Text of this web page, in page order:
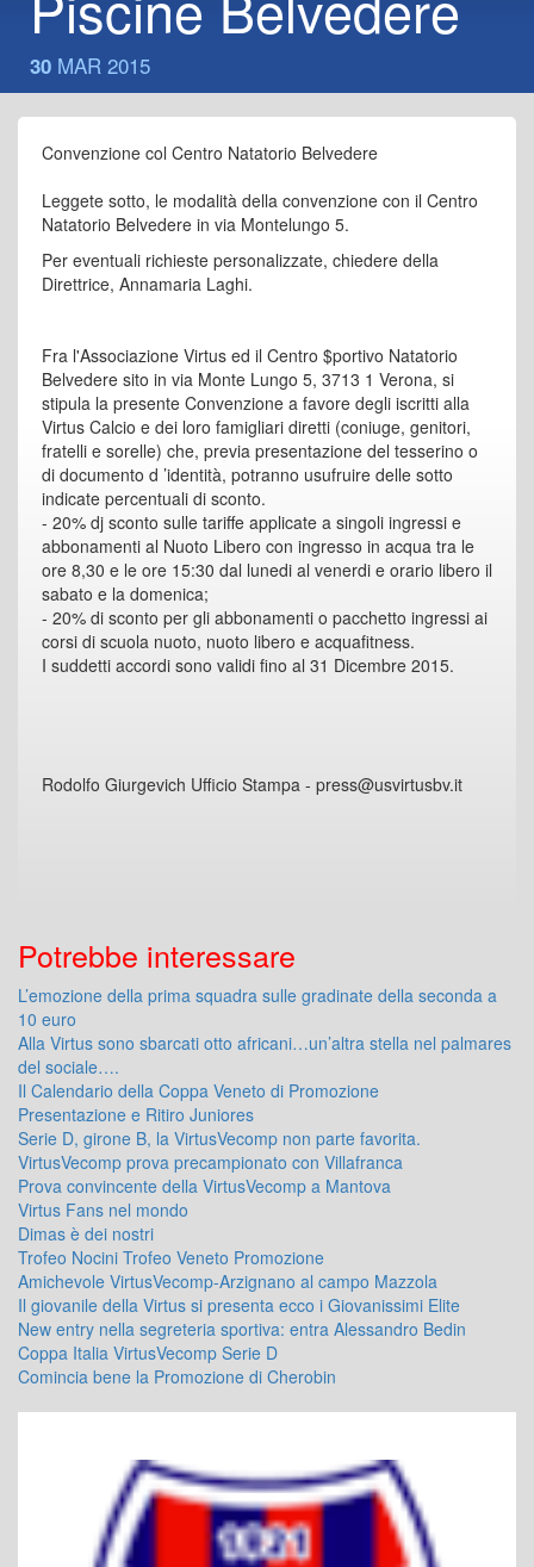
30 MAR 2015
Convenzione col Centro Natatorio Belvedere
Leggete sotto, le modalità della convenzione con il Centro
Natatorio Belvedere in via Montelungo 5.
Per eventuali richieste personalizzate, chiedere della
Direttrice, Annamaria Laghi.
Fra l'Associazione Virtus ed il Centro $portivo Natatorio
Belvedere sito in via Monte Lungo 5, 3713 1 Verona, si
stipula la presente Convenzione a favore degli iscritti alla
Virtus Calcio e dei loro famigliari diretti (coniuge, genitori,
fratelli e sorelle) che, previa presentazione del tesserino o
di documento d ’identità, potranno usufruire delle sotto
indicate percentuali di sconto.
- 20% dj sconto sulle tariffe applicate a singoli ingressi e
abbonamenti al Nuoto Libero con ingresso in acqua tra le
ore 8,30 e le ore 15:30 dal lunedi al venerdi e orario libero il
sabato e la domenica;
- 20% di sconto per gli abbonamenti o pacchetto ingressi ai
corsi di scuola nuoto, nuoto libero e acquafitness.
I suddetti accordi sono validi fino al 31 Dicembre 2015.
Rodolfo Giurgevich Ufficio Stampa - press@usvirtusbv.it
Potrebbe interessare
L’emozione della prima squadra sulle gradinate della seconda a
10 euro
Alla Virtus sono sbarcati otto africani…un’altra stella nel palmares
del sociale….
Il Calendario della Coppa Veneto di Promozione
Presentazione e Ritiro Juniores
Serie D, girone B, la VirtusVecomp non parte favorita.
VirtusVecomp prova precampionato con Villafranca
Prova convincente della VirtusVecomp a Mantova
Virtus Fans nel mondo
Dimas è dei nostri
Trofeo Nocini Trofeo Veneto Promozione
Amichevole VirtusVecomp-Arzignano al campo Mazzola
Il giovanile della Virtus si presenta ecco i Giovanissimi Elite
New entry nella segreteria sportiva: entra Alessandro Bedin
Coppa Italia VirtusVecomp Serie D
Comincia bene la Promozione di Cherobin